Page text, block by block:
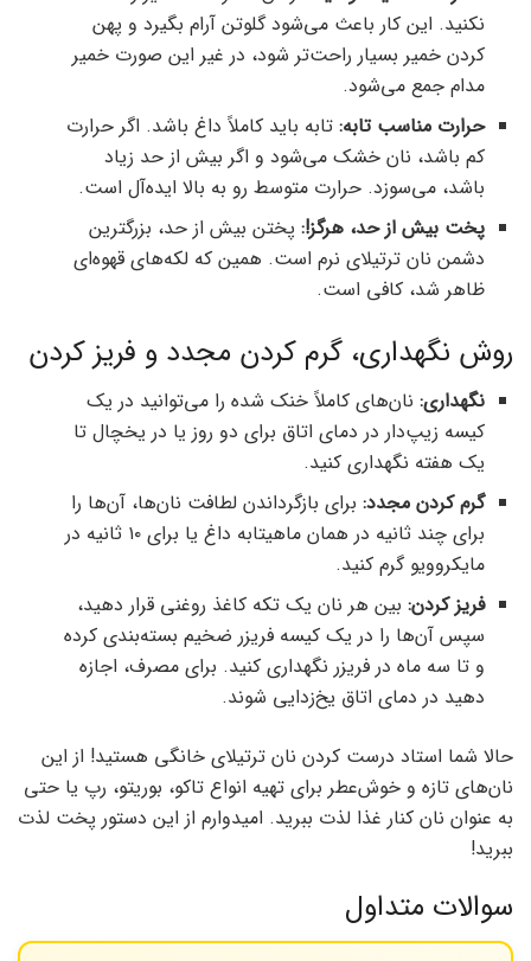
نکنید. این کار باعث می‌شود گلوتن آرام بگیرد و پهن
کردن خمیر بسیار راحت‌تر شود، در غیر این صورت خمیر
مدام جمع می‌شود.
حرارت مناسب تابه: تابه باید کاملاً داغ باشد. اگر حرارت
کم باشد، نان خشک می‌شود و اگر بیش از حد زیاد
باشد، می‌سوزد. حرارت متوسط رو به بالا ایده‌آل است.
پخت بیش از حد، هرگز!: پختن بیش از حد، بزرگترین
دشمن نان ترتیلای نرم است. همین که لکه‌های قهوه‌ای
ظاهر شد، کافی است.
روش نگهداری، گرم کردن مجدد و فریز کردن
نگهداری: نان‌های کاملاً خنک شده را می‌توانید در یک
کیسه زیپ‌دار در دمای اتاق برای دو روز یا در یخچال تا
یک هفته نگهداری کنید.
گرم کردن مجدد: برای بازگرداندن لطافت نان‌ها، آن‌ها را
برای چند ثانیه در همان ماهیتابه داغ یا برای ۱۰ ثانیه در
مایکروویو گرم کنید.
فریز کردن: بین هر نان یک تکه کاغذ روغنی قرار دهید،
سپس آن‌ها را در یک کیسه فریزر ضخیم بسته‌بندی کرده
و تا سه ماه در فریزر نگهداری کنید. برای مصرف، اجازه
دهید در دمای اتاق یخ‌زدایی شوند.
حالا شما استاد درست کردن نان ترتیلای خانگی هستید! از این
نان‌های تازه و خوش‌عطر برای تهیه انواع تاکو، بوریتو، رپ یا حتی
به عنوان نان کنار غذا لذت ببرید. امیدوارم از این دستور پخت لذت
ببرید!
سوالات متداول